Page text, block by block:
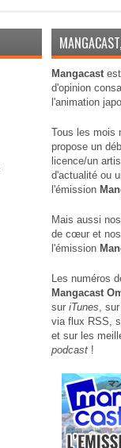
Mangacast
d'opinion
l'animation
Tous les mois
propose un
licence/un
d'actualité ou
l'émission
Mais aussi
de cœur et
l'émission
Les numéros
Mangacast
sur iTunes,
via flux RSS,
et sur les
podcast !